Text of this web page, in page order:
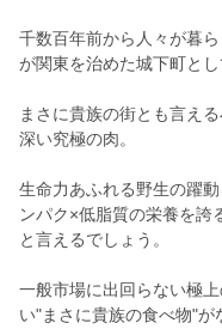
千数百年前から人々が暮
が関東を治めた城下町とし
まさに貴族の街とも言え
深い究極の肉。
生命力あふれる野生の躍
ンパク×低脂質の栄養を誇
と言えるでしょう。
一般市場に出回らない極
い"まさに貴族の食べ物"